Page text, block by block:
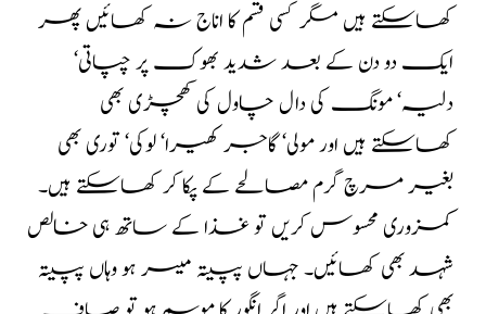
کھاسکتے ہیں مگر کسی قسم کا اناج نہ کھائیں پھر
ایک دو دن کے بعد شدید بھوک پر چپاتی‘
دلیہ‘ مونگ کی دال چاول کی کھچڑی بھی
کھاسکتے ہیں اور مولی‘ گاجر کھیرا‘ لوکی‘ توری بھی
بغیر مرچ گرم مصالحے کے پکا کر کھاسکتے ہیں۔
کمزوری محسوس کریں تو غذا کے ساتھ ہی خالص
شہد بھی کھائیں۔ جہاں پپیتہ میسر ہو وہاں پپیتہ